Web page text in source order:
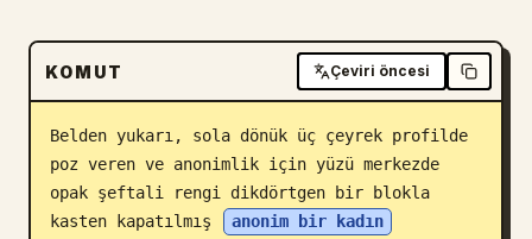
İndir
Blog
KOMUT Çeviri öncesi
Belden yukarı, sola dönük üç çeyrek profilde
poz veren ve anonimlik için yüzü merkezde
opak şeftali rengi dikdörtgen bir blokla
kasten kapatılmış
anonim bir kadın